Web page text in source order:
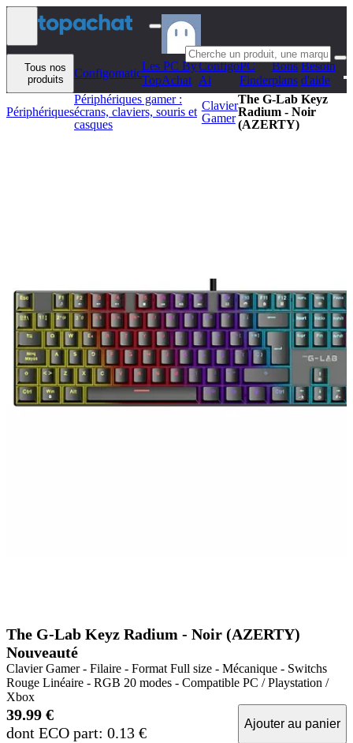
Aller au contenu
Tous nos
produits
Configomatic
Les PC By
TopAchat
Configo
Ai
PC
Finder
Bons
plans
Besoin
d'aide
Périphériques
Périphériques gamer :
écrans, claviers, souris et
casques
Clavier
Gamer
The G-Lab Keyz
Radium - Noir
(AZERTY)
The G-Lab Keyz Radium - Noir (AZERTY)
Nouveauté
Clavier Gamer - Filaire - Format Full size - Mécanique - Switchs
Rouge Linéaire - RGB 20 modes - Compatible PC / Playstation /
Xbox
39.99 €
dont ECO part: 0.13 €
Ajouter au panier